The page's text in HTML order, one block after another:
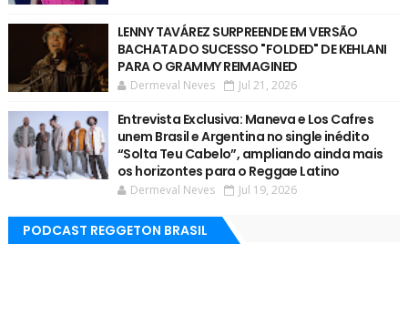
LENNY TAVÁREZ SURPREENDE EM VERSÃO
BACHATA DO SUCESSO "FOLDED" DE KEHLANI
PARA O GRAMMY REIMAGINED
Dermeval Neves Jul 21, 2026
Entrevista Exclusiva: Maneva e Los Cafres
unem Brasil e Argentina no single inédito
“Solta Teu Cabelo”, ampliando ainda mais
os horizontes para o Reggae Latino
Dermeval Neves Jul 19, 2026
PODCAST REGGETON BRASIL